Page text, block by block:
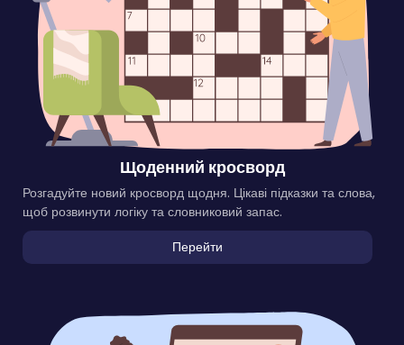
Щоденний кросворд
Розгадуйте новий кросворд щодня. Цікаві підказки та слова,
щоб розвинути логіку та словниковий запас.
Перейти